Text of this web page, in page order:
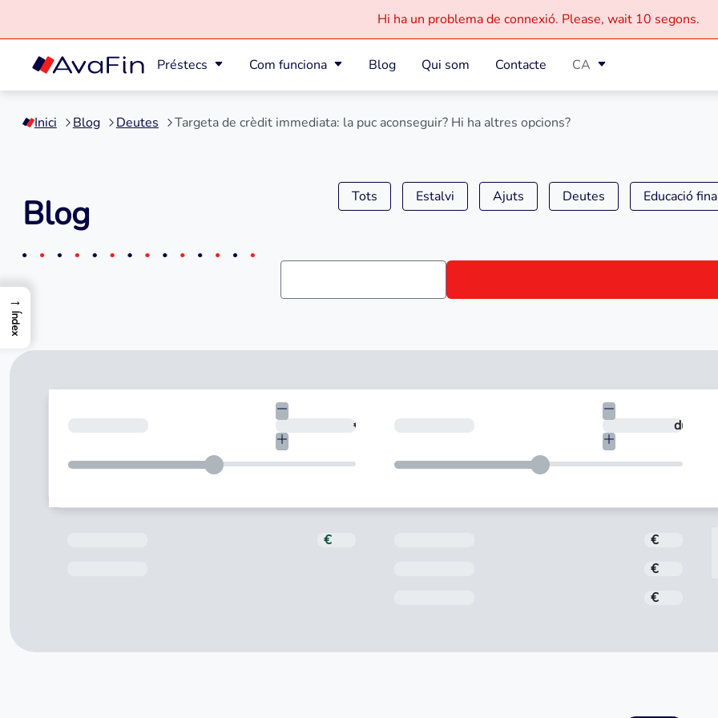
Saltar
contingut
Hi ha un problema de connexió. Please, wait 10 segons.
Préstecs Com funciona Blog Qui som Contacte CA
Inici Blog Deutes Targeta de crèdit immediata: la puc aconseguir? Hi ha altres opcions?
Blog Tots Estalvi Ajuts Deutes Educació
€ En quants dies vols tornar-ho? dies
€
€
€
€
→
Índex